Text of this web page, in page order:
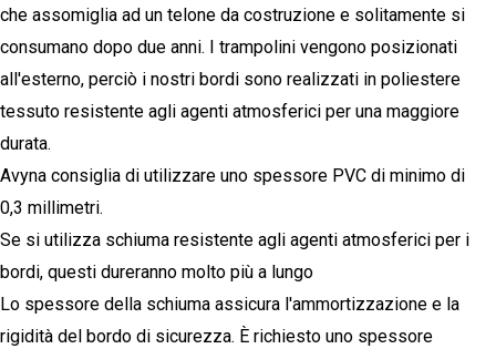
che assomiglia ad un telone da costruzione e solitamente si
consumano dopo due anni. I trampolini vengono posizionati
all'esterno, perciò i nostri bordi sono realizzati in poliestere
tessuto resistente agli agenti atmosferici per una maggiore
durata.
Avyna consiglia di utilizzare uno spessore PVC di minimo di
0,3 millimetri.
Se si utilizza schiuma resistente agli agenti atmosferici per i
bordi, questi dureranno molto più a lungo
Lo spessore della schiuma assicura l'ammortizzazione e la
rigidità del bordo di sicurezza. È richiesto uno spessore